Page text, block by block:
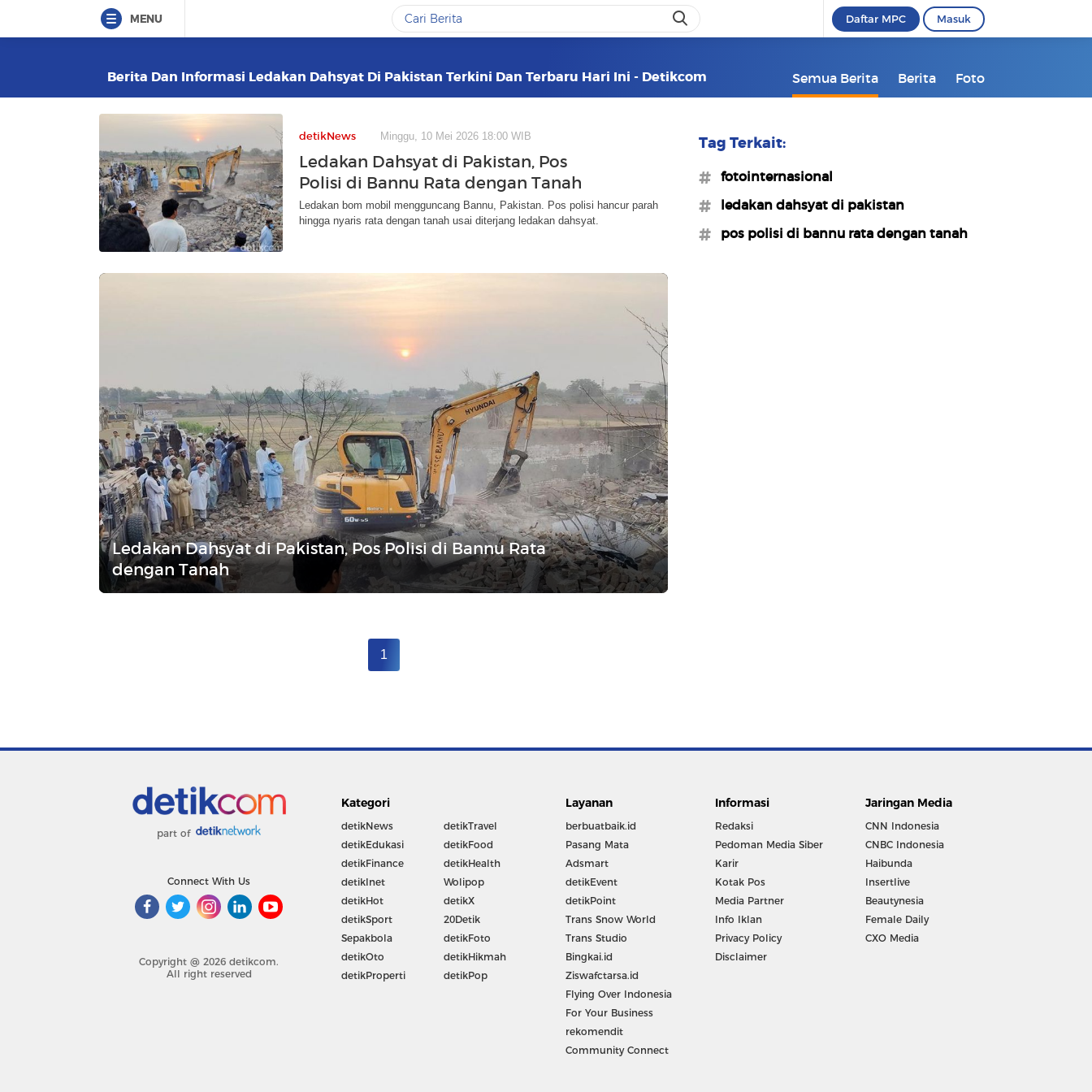
MENU Daftar MPC Masuk
Berita Dan Informasi Ledakan Dahsyat Di Pakistan Terkini Dan Terbaru Hari Ini - Detikcom Semua Berita Berita Foto
detikNews Minggu, 10 Mei 2026 18:00 WIB
Ledakan Dahsyat di Pakistan, Pos
Polisi di Bannu Rata dengan Tanah
Ledakan bom mobil mengguncang Bannu, Pakistan. Pos polisi hancur parah
hingga nyaris rata dengan tanah usai diterjang ledakan dahsyat.
Ledakan Dahsyat di Pakistan, Pos Polisi di Bannu Rata
dengan Tanah
1
Tag Terkait:
#fotointernasional
#ledakan dahsyat di pakistan
#pos polisi di bannu rata dengan tanah
part of
Connect With Us
Copyright @ 2026 detikcom.
All right reserved
Kategori
detikNews
detikEdukasi
detikFinance
detikInet
detikHot
detikSport
Sepakbola
detikOto
detikProperti
detikTravel
detikFood
detikHealth
Wolipop
detikX
20Detik
detikFoto
detikHikmah
detikPop
Layanan
berbuatbaik.id
Pasang Mata
Adsmart
detikEvent
detikPoint
Trans Snow World
Trans Studio
Bingkai.id
Ziswafctarsa.id
Flying Over Indonesia
For Your Business
rekomendit
Community Connect
Informasi
Redaksi
Pedoman Media Siber
Karir
Kotak Pos
Media Partner
Info Iklan
Privacy Policy
Disclaimer
Jaringan Media
CNN Indonesia
CNBC Indonesia
Haibunda
Insertlive
Beautynesia
Female Daily
CXO Media